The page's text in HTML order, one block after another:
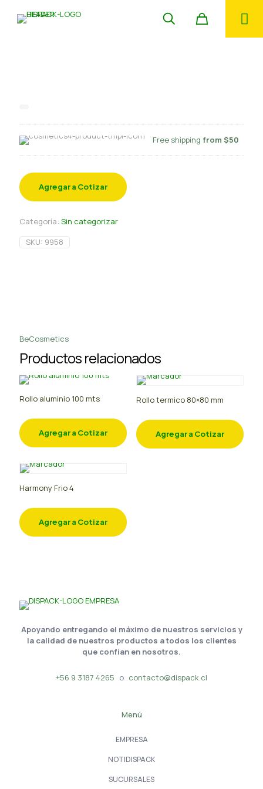
Free shipping from $50
Agregar a Cotizar
Categoría: Sin categorizar
SKU: 9958
BeCosmetics
Productos relacionados
Rollo aluminio 100 mts
Agregar a Cotizar
Rollo termico 80×80 mm
Agregar a Cotizar
Harmony Frio 4
Agregar a Cotizar
Apoyando entregando el máximo de nuestros servicios y
la calidad de nuestros productos a todos los clientes
que confían en nosotros.
+56 9 3187 4265 o contacto@dispack.cl
Menú
EMPRESA
NOTIDISPACK
SUCURSALES